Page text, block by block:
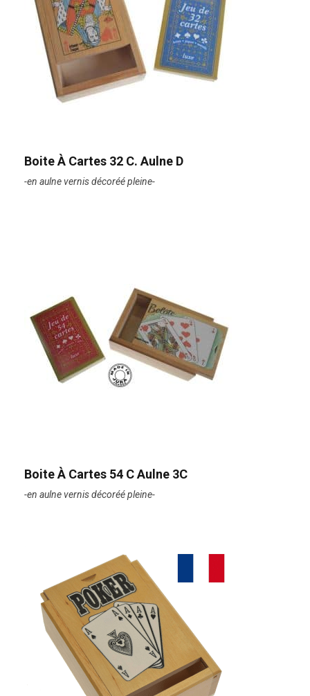
Boite À Cartes 32 C. Aulne D
-en aulne vernis décoréé pleine-
Boite À Cartes 54 C Aulne 3C
-en aulne vernis décoréé pleine-